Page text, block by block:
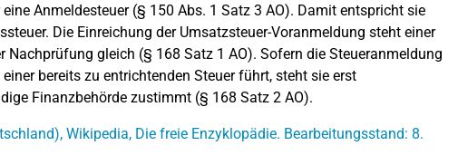
Anmeldesteuer (§ 150 Abs. 1 Satz 3 AO). Damit entspricht sie
Die Einreichung der Umsatzsteuer-Voranmeldung steht einer
Nachprüfung gleich (§ 168 Satz 1 AO). Sofern die Steueranmeldung
bereits zu entrichtenden Steuer führt, steht sie erst
Finanzbehörde zustimmt (§ 168 Satz 2 AO).
Wikipedia, Die freie Enzyklopädie. Bearbeitungsstand: 8.